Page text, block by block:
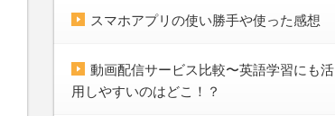
スマホアプリの使い勝手や使った感想
動画配信サービス比較〜英語学習にも活
用しやすいのはどこ！？